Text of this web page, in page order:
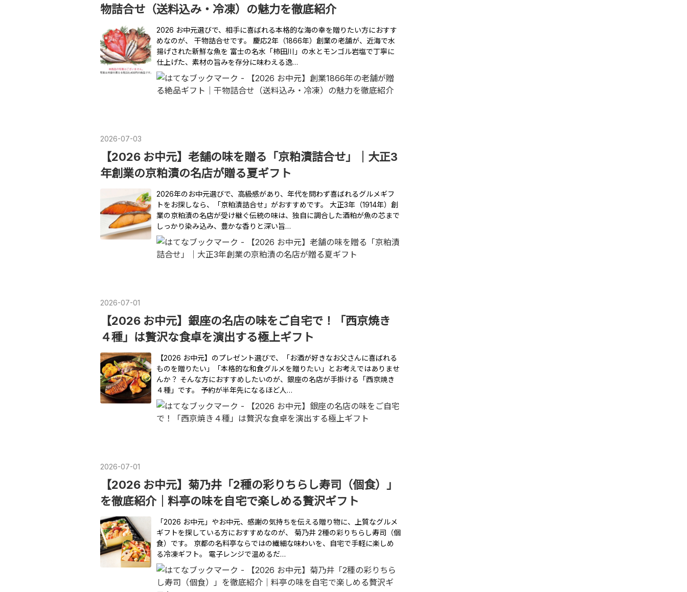
物詰合せ（送料込み・冷凍）の魅力を徹底紹介
2026 お中元選びで、相手に喜ばれる本格的な海の幸を贈りたい方におすす
めなのが、 干物詰合せです。 慶応2年（1866年）創業の老舗が、近海で水
揚げされた新鮮な魚を 富士の名水「柿田川」の水とモンゴル岩塩で丁寧に
仕上げた、素材の旨みを存分に味わえる逸…
2026-07-03
【2026 お中元】老舗の味を贈る「京粕漬詰合せ」｜大正3
年創業の京粕漬の名店が贈る夏ギフト
2026年のお中元選びで、高級感があり、年代を問わず喜ばれるグルメギフ
トをお探しなら、「京粕漬詰合せ」がおすすめです。 大正3年（1914年）創
業の京粕漬の名店が受け継ぐ伝統の味は、独自に調合した酒粕が魚の芯まで
しっかり染み込み、豊かな香りと深い旨…
2026-07-01
【2026 お中元】銀座の名店の味をご自宅で！「西京焼き
４種」は贅沢な食卓を演出する極上ギフト
【2026 お中元】のプレゼント選びで、「お酒が好きなお父さんに喜ばれる
ものを贈りたい」「本格的な和食グルメを贈りたい」とお考えではありませ
んか？ そんな方におすすめしたいのが、銀座の名店が手掛ける「西京焼き
４種」です。 予約が半年先になるほど人…
2026-07-01
【2026 お中元】菊乃井「2種の彩りちらし寿司（個食）」
を徹底紹介｜料亭の味を自宅で楽しめる贅沢ギフト
「2026 お中元」やお中元、感謝の気持ちを伝える贈り物に、上質なグルメ
ギフトを探している方におすすめなのが、 菊乃井 2種の彩りちらし寿司（個
食）です。 京都の名料亭ならではの繊細な味わいを、自宅で手軽に楽しめ
る冷凍ギフト。 電子レンジで温めるだ…